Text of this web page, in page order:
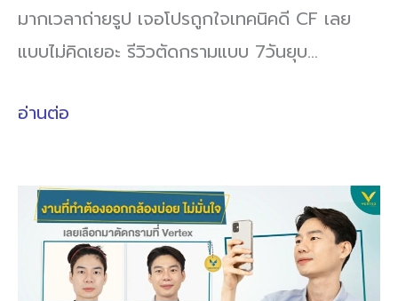
มากเวลาถ่ายรูป เจอโปรถูกใจเทคนิคดี CF เลย
แบบไม่คิดเยอะ รีวิวตัดกรามแบบ 7วันยุบ…
อ่านต่อ